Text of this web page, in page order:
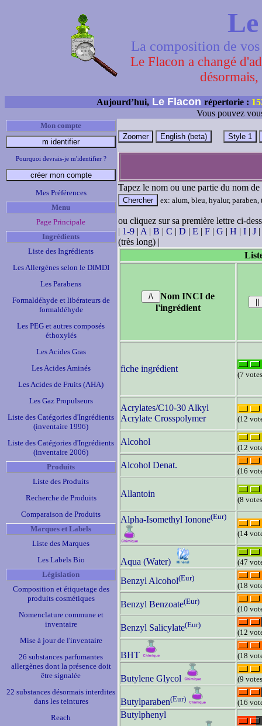
La composition de
Le Flacon a changé
Aujourd’hui, Le Flacon répertorie :
Vous pouvez
Mon compte
Pourquoi devrais-je m'identifier ?
Mes Préférences
Menu
Page Principale
Ingrédients
Liste des Ingrédients
Les Allergènes selon le DIMDI
Les Parabens
Formaldéhyde et libérateurs de
formaldéhyde
Les PEG et autres composés
éthoxylés
Les Acides Gras
Les Acides Aminés
Les Acides de Fruits (AHA)
Les Gaz Propulseurs
Liste des Catégories d'Ingrédients
(inventaire 1996)
Liste des Catégories d'Ingrédients
(inventaire 2006)
Produits
Liste des Produits
Recherche de Produits
Comparaison de Produits
Marques et Labels
Liste des Marques
Les Labels Bio
Législation
Composition et étiquetage des
produits cosmétiques
Nomenclature commune et
inventaire
Mise à jour de l'inventaire
26 substances parfumantes
allergènes dont la présence doit
être signalée
22 substances désormais interdites
dans les teintures
Reach
Tapez le nom ou une partie du nom
ex: alum, bleu, hyalur, paraben,
ou cliquez sur sa première lettre ci-
| 1-9 | A | B | C | D | E | F | G | H | I | J |
(très long) |
Nom INCI de
l'ingrédient
fiche ingrédient
(7
Acrylates/C10-30 Alkyl
Acrylate Crosspolymer
(12
Alcohol
(12
Alcohol Denat.
(16
Allantoin
(8
Alpha-Isomethyl Ionone(Eur)
(14
Aqua (Water) (47
Benzyl Alcohol(Eur)
(18
Benzyl Benzoate(Eur)
(10
Benzyl Salicylate(Eur)
(12
BHT (18
Butylene Glycol (9
Butylparaben(Eur) (16
Butylphenyl